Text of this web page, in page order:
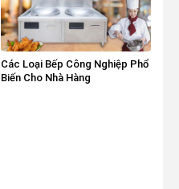
Các Loại Bếp Công Nghiệp Phổ
Biến Cho Nhà Hàng